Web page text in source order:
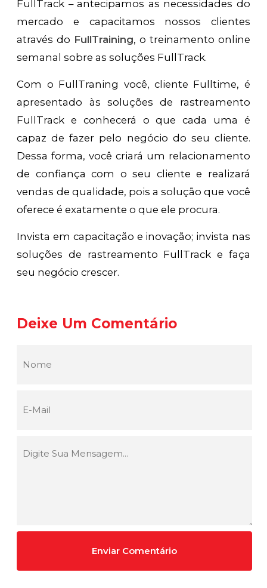
FullTrack – antecipamos as necessidades do
mercado e capacitamos nossos clientes
através do FullTraining, o treinamento online
semanal sobre as soluções FullTrack.
Com o FullTraning você, cliente Fulltime, é
apresentado às soluções de rastreamento
FullTrack e conhecerá o que cada uma é
capaz de fazer pelo negócio do seu cliente.
Dessa forma, você criará um relacionamento
de confiança com o seu cliente e realizará
vendas de qualidade, pois a solução que você
oferece é exatamente o que ele procura.
Invista em capacitação e inovação; invista nas
soluções de rastreamento FullTrack e faça
seu negócio crescer.
Deixe Um Comentário